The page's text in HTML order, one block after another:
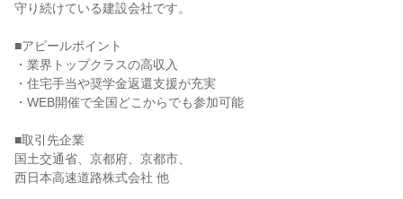
守り続けている建設会社です。
■アピールポイント
・業界トップクラスの高収入
・住宅手当や奨学金返還支援が充実
・WEB開催で全国どこからでも参加可能
■取引先企業
国土交通省、京都府、京都市、
西日本高速道路株式会社 他